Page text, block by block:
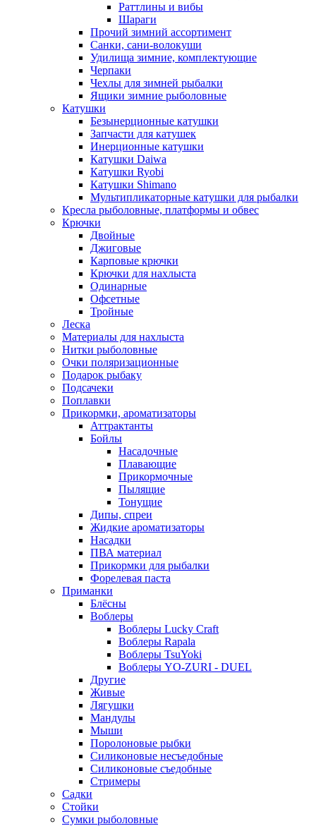
Раттлины и вибы
Шараги
Прочий зимний ассортимент
Санки, сани-волокуши
Удилища зимние, комплектующие
Черпаки
Чехлы для зимней рыбалки
Ящики зимние рыболовные
Катушки
Безынерционные катушки
Запчасти для катушек
Инерционные катушки
Катушки Daiwa
Катушки Ryobi
Катушки Shimano
Мультипликаторные катушки для рыбалки
Кресла рыболовные, платформы и обвес
Крючки
Двойные
Джиговые
Карповые крючки
Крючки для нахлыста
Одинарные
Офсетные
Тройные
Леска
Материалы для нахлыста
Нитки рыболовные
Очки поляризационные
Подарок рыбаку
Подсачеки
Поплавки
Прикормки, ароматизаторы
Аттрактанты
Бойлы
Насадочные
Плавающие
Прикормочные
Пылящие
Тонущие
Дипы, спреи
Жидкие ароматизаторы
Насадки
ПВА материал
Прикормки для рыбалки
Форелевая паста
Приманки
Блёсны
Воблеры
Воблеры Lucky Craft
Воблеры Rapala
Воблеры TsuYoki
Воблеры YO-ZURI - DUEL
Другие
Живые
Лягушки
Мандулы
Мыши
Поролоновые рыбки
Силиконовые несъедобные
Силиконовые съедобные
Стримеры
Садки
Стойки
Сумки рыболовные